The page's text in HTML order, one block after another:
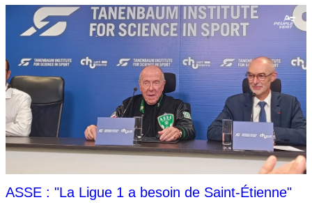
ASSE : "La Ligue 1 a besoin de Saint-Étienne"